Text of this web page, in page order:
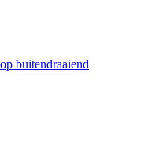
buitendraaiend